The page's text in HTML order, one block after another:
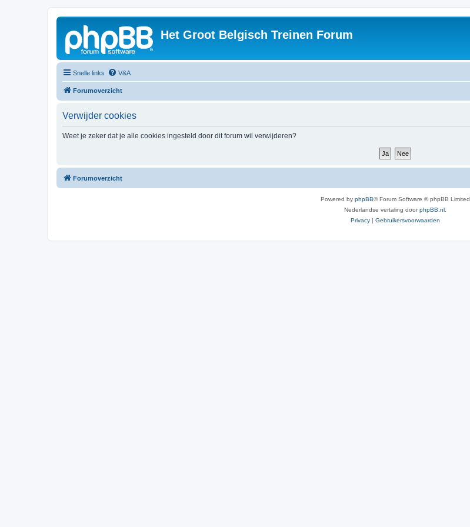
Het Groot Belgisch Treinen Forum
Snelle links V&A
Forumoverzicht
Verwijder cookies
Weet je zeker dat je alle cookies ingesteld door dit forum wil verwijderen?
Forumoverzicht
Powered by phpBB® Forum Software © phpBB Limited
Nederlandse vertaling doorphpBB.nl
Privacy | Gebruikersvoorwaarden